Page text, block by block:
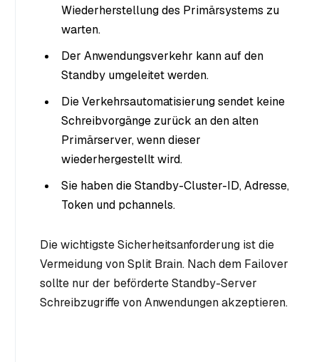
Wiederherstellung des Primärsystems zu
warten.
Der Anwendungsverkehr kann auf den
Standby umgeleitet werden.
Die Verkehrsautomatisierung sendet keine
Schreibvorgänge zurück an den alten
Primärserver, wenn dieser
wiederhergestellt wird.
Sie haben die Standby-Cluster-ID, Adresse,
Token und pchannels.
Die wichtigste Sicherheitsanforderung ist die
Vermeidung von Split Brain. Nach dem Failover
sollte nur der beförderte Standby-Server
Schreibzugriffe von Anwendungen akzeptieren.